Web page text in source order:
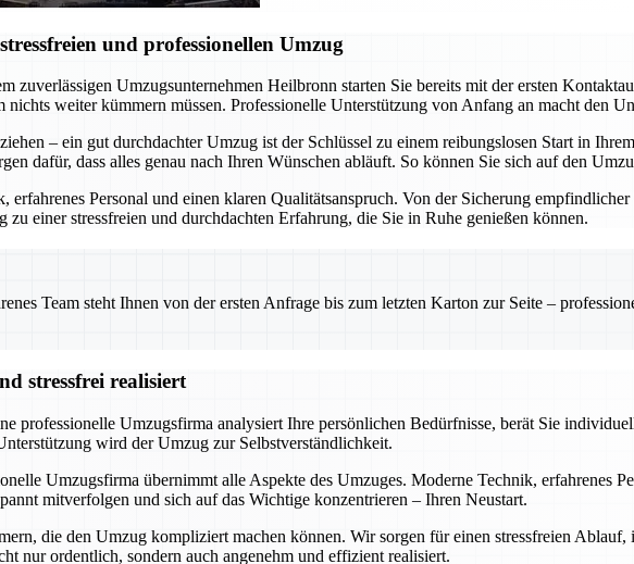
und professionellen Umzug
Umzugsunternehmen Heilbronn starten Sie bereits mit der ersten
weiter kümmern müssen. Professionelle Unterstützung von Anfang an macht den
– ein gut durchdachter Umzug ist der Schlüssel zu einem reibungslosen Start in
dafür, dass alles genau nach Ihren Wünschen abläuft. So können Sie sich auf den
Personal und einen klaren Qualitätsanspruch. Von der Sicherung
einer stressfreien und durchdachten Erfahrung, die Sie in Ruhe genießen können.
Team steht Ihnen von der ersten Anfrage bis zum letzten Karton zur Seite –
stressfrei realisiert
Umzugsfirma analysiert Ihre persönlichen Bedürfnisse, berät Sie
wird der Umzug zur Selbstverständlichkeit.
Umzugsfirma übernimmt alle Aspekte des Umzuges. Moderne Technik, erfahrenes
mitverfolgen und sich auf das Wichtige konzentrieren – Ihren Neustart.
die den Umzug kompliziert machen können. Wir sorgen für einen stressfreien
nur ordentlich, sondern auch angenehm und effizient realisiert.